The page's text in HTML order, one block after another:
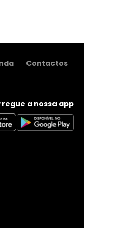
Contactos
a nossa app